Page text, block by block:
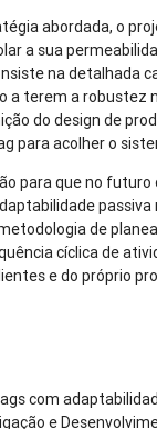
abordada, o
a sua
na
terem a robustez
do design de
para acolher o
para que no
de
cíclica de
e do próprio
com
e